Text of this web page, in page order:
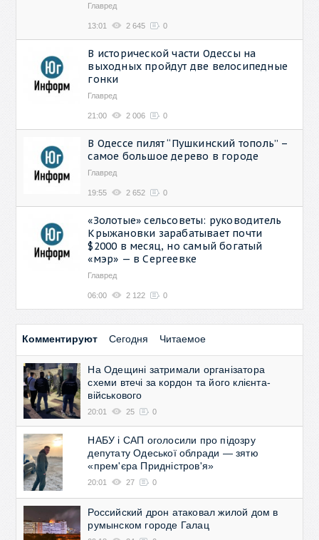
Главред
13:01 2 645 0
В исторической части Одессы на
выходных пройдут две велосипедные
гонки
Главред
21:00 2 006 0
В Одессе пилят “Пушкинский тополь” –
самое большое дерево в городе
Главред
19:55 2 652 0
«Золотые» сельсоветы: руководитель
Крыжановки зарабатывает почти
$2000 в месяц, но самый богатый
«мэр» — в Сергеевке
Главред
06:00 2 122 0
Комментируют Сегодня Читаемое
На Одещині затримали організатора
схеми втечі за кордон та його клієнта-
військового
20:01 25 0
НАБУ і САП оголосили про підозру
депутату Одеської облради — зятю
«прем'єра Придністров'я»
20:01 27 0
Российский дрон атаковал жилой дом в
румынском городе Галац